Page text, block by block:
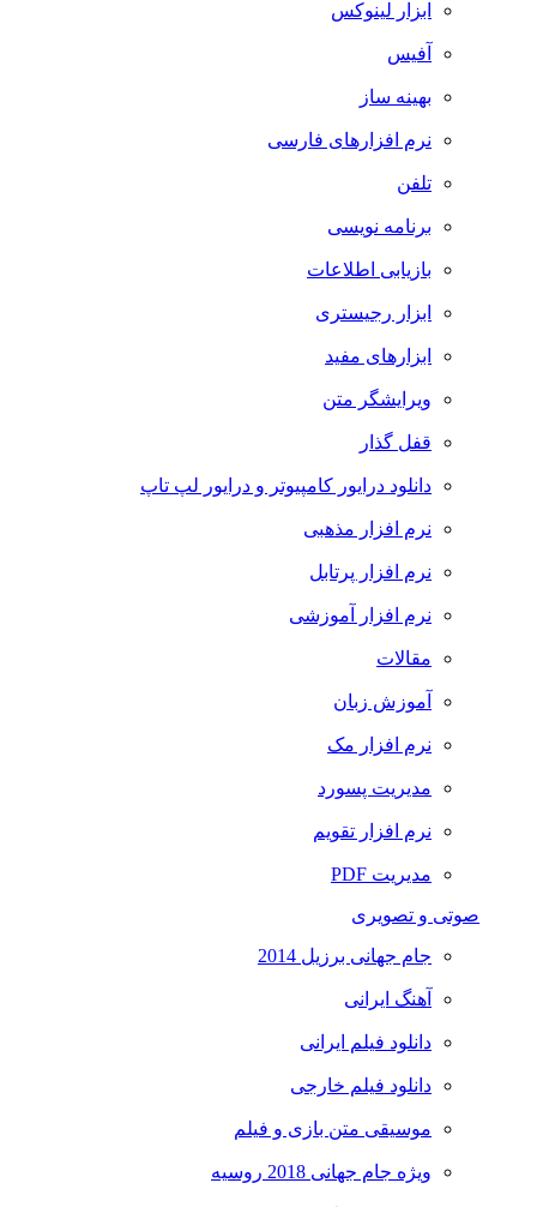
ابزار لینوکس
آفیس
بهینه ساز
نرم افزارهای فارسی
تلفن
برنامه نویسی
بازیابی اطلاعات
ابزار رجیستری
ابزارهای مفید
ویرایشگر متن
قفل گذار
دانلود درایور کامپیوتر و درایور لپ تاپ
نرم افزار مذهبی
نرم افزار پرتابل
نرم افزار آموزشی
مقالات
آموزش زبان
نرم افزار مک
مدیریت پسورد
نرم افزار تقویم
مدیریت PDF
صوتی و تصویری
جام جهانی برزیل 2014
آهنگ ایرانی
دانلود فیلم ایرانی
دانلود فیلم خارجی
موسیقی متن بازی و فیلم
ویژه جام جهانی 2018 روسیه